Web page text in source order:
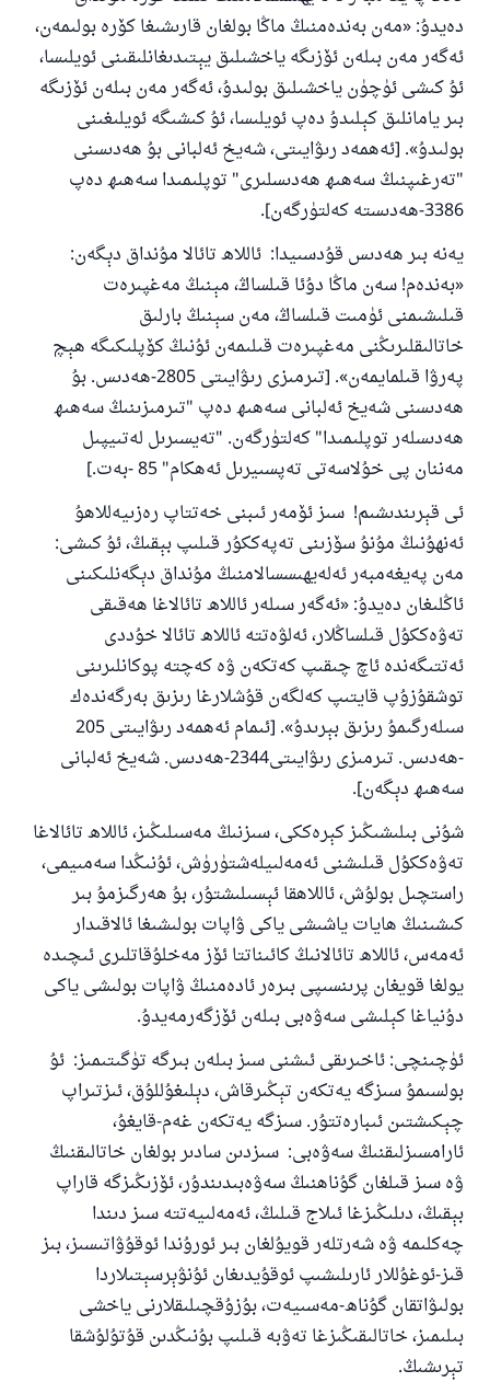
دەيدۇ: «مەن بەندەمنىڭ ماڭا بولغان قارىشىغا كۆرە بولىمەن،
ئەگەر مەن بىلەن ئۆزىگە ياخشىلىق يېتىدىغانلىقىنى ئويلىسا،
ئۇ كىشى ئۈچۈن ياخشىلىق بولىدۇ، ئەگەر مەن بىلەن ئۆزىگە
بىر يامانلىق كېلىدۇ دەپ ئويلىسا، ئۇ كىشىگە ئويلىغىنى
بولىدۇ». [ئەھمەد رىۋايىتى، شەيخ ئەلبانى بۇ ھەدىسنى
"تەرغىپنىڭ سەھىھ ھەدىسلىرى" توپلىمىدا سەھىھ دەپ
3386-ھەدىستە كەلتۈرگەن].
يەنە بىر ھەدىس قۇدسىيدا: ئاللاھ تائالا مۇنداق دېگەن:
«بەندەم! سەن ماڭا دۇئا قىلساڭ، مېنىڭ مەغپىرەت
قىلىشىمنى ئۈمىت قىلساڭ، مەن سېنىڭ بارلىق
خاتالىقلىرىڭنى مەغپىرەت قىلىمەن ئۇنىڭ كۆپلىكىگە ھېچ
پەرۋا قىلمايمەن». [تىرمىزى رىۋايىتى 2805-ھەدىس. بۇ
ھەدىسنى شەيخ ئەلبانى سەھىھ دەپ "تىرمىزىنىڭ سەھىھ
ھەدىسلەر توپلىمىدا" كەلتۈرگەن. "تەيسىرىل لەتىيپىل
مەننان پى خۇلاسەتى تەپسىيرىل ئەھكام" 85 -بەت.]
ئى قېرىندىشىم! سىز ئۆمەر ئىبنى خەتتاپ رەزىيەللاھۇ
ئەنھۇنىڭ مۇنۇ سۆزىنى تەپەككۇر قىلىپ بېقىڭ، ئۇ كىشى:
مەن پەيغەمبەر ئەلەيھىسسالامنىڭ مۇنداق دېگەنلىكىنى
ئاڭلىغان دەيدۇ: «ئەگەر سىلەر ئاللاھ تائالاغا ھەقىقى
تەۋەككۇل قىلساڭلار، ئەلۋەتتە ئاللاھ تائالا خۇددى
ئەتتىگەندە ئاچ چىقىپ كەتكەن ۋە كەچتە پوكانلىرىنى
توشقۇزۇپ قايتىپ كەلگەن قۇشلارغا رىزىق بەرگەندەك
سىلەرگىمۇ رىزىق بېرىدۇ». [ئىمام ئەھمەد رىۋايىتى 205
-ھەدىس. تىرمىزى رىۋايىتى2344-ھەدىس. شەيخ ئەلبانى
سەھىھ دېگەن].
شۇنى بىلىشىڭىز كېرەككى، سىزنىڭ مەسىلىڭىز، ئاللاھ تائالاغا
تەۋەككۇل قىلىشنى ئەمەلىيلەشتۈرۈش، ئۇنىڭدا سەمىيمى،
راستچىل بولۇش، ئاللاھقا ئېسىلىشتۇر، بۇ ھەرگىزمۇ بىر
كىشىنىڭ ھايات ياشىشى ياكى ۋاپات بولىشىغا ئالاقىدار
ئەمەس، ئاللاھ تائالانىڭ كائىناتتا ئۆز مەخلۇقاتلىرى ئىچىدە
يولغا قويغان پرىنسىپى بىرەر ئادەمنىڭ ۋاپات بولىشى ياكى
دۇنياغا كېلىشى سەۋەبى بىلەن ئۆزگەرمەيدۇ.
ئۈچىنچى: ئاخىرىقى ئىشنى سىز بىلەن بىرگە تۈگىتىمىز: ئۇ
بولسىمۇ سىزگە يەتكەن تېڭىرقاش، دېلىغۇللۇق، ئىزتىراپ
چېكىشتىن ئىبارەتتۇر. سىزگە يەتكەن غەم-قايغۇ،
ئارامسىزلىقنىڭ سەۋەبى: سىزدىن سادىر بولغان خاتالىقنىڭ
ۋە سىز قىلغان گۇناھنىڭ سەۋەبىدىندۇر، ئۆزىڭىزگە قاراپ
بېقىڭ، دىلىڭىزغا ئىلاج قىلىڭ، ئەمەلىيەتتە سىز دىندا
چەكلىمە ۋە شەرتلەر قويۇلغان بىر ئورۇندا ئوقۇۋاتىسىز، بىز
قىز-ئوغۇللار ئارىلىشىپ ئوقۇيدىغان ئۇنۋېرسېتىلاردا
بولىۋاتقان گۇناھ-مەسىيەت، بۇزۇقچىلىقلارنى ياخشى
بىلىمىز، خاتالىقىڭىزغا تەۋبە قىلىپ بۇنىڭدىن قۇتۇلۇشقا
تېرىشىڭ.